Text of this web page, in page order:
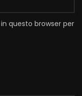
questo browser per